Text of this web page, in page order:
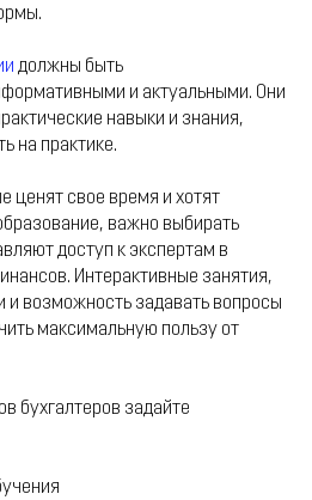
должны быть
и актуальными. Они
навыки и знания,
на практике.
ценят свое время и хотят
важно выбирать
доступ к экспертам в
Интерактивные занятия,
и возможность задавать вопросы
максимальную пользу от
бухгалтеров задайте